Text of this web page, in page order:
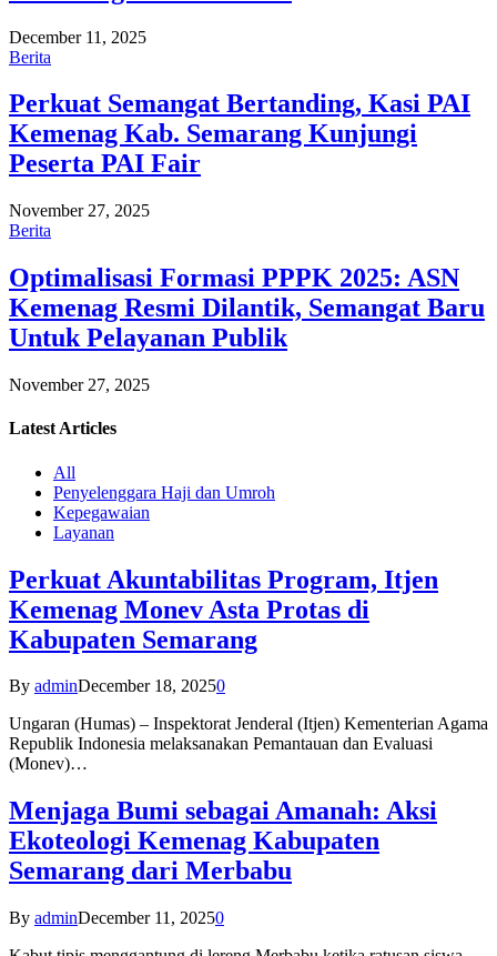
December 11, 2025
Berita
Perkuat Semangat Bertanding, Kasi PAI
Kemenag Kab. Semarang Kunjungi
Peserta PAI Fair
November 27, 2025
Berita
Optimalisasi Formasi PPPK 2025: ASN
Kemenag Resmi Dilantik, Semangat Baru
Untuk Pelayanan Publik
November 27, 2025
Latest Articles
All
Penyelenggara Haji dan Umroh
Kepegawaian
Layanan
Perkuat Akuntabilitas Program, Itjen
Kemenag Monev Asta Protas di
Kabupaten Semarang
By adminDecember 18, 20250
Ungaran (Humas) – Inspektorat Jenderal (Itjen) Kementerian Agama
Republik Indonesia melaksanakan Pemantauan dan Evaluasi
(Monev)…
Menjaga Bumi sebagai Amanah: Aksi
Ekoteologi Kemenag Kabupaten
Semarang dari Merbabu
By adminDecember 11, 20250